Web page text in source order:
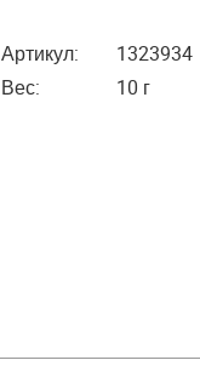
Артикул:
1323934
Вес:
10 г